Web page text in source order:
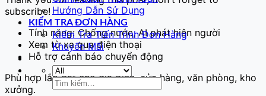
Hướng Dẫn Sử Dụng
KIỂM TRA ĐƠN HÀNG
Kiểm Tra Tiến Trình Đơn Hàng
Khuyến Mãi
Tìm
subscribe!
Tính năng: Chống nước, AI phát hiện người
Xem từ xa qua điện thoại
Hỗ trợ cảnh báo chuyển động
Phù hợp lắp đặt cho gia đình, cửa hàng, văn phòng, kho
xưởng.